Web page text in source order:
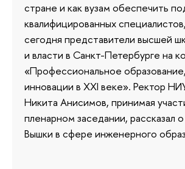
стране и как вузам обеспечить
квалифицированных
сегодня представители высшей
и власти в Санкт-Петербурге на
«Профессиональное
инновации в XXI веке». Ректор
Никита Анисимов, принимая
пленарном заседании, рассказал
Вышки в сфере инженерного